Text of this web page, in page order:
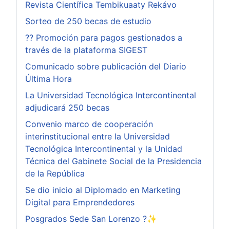
Revista Científica Tembikuaaty Rekávo
Sorteo de 250 becas de estudio
?? Promoción para pagos gestionados a
través de la plataforma SIGEST
Comunicado sobre publicación del Diario
Última Hora
La Universidad Tecnológica Intercontinental
adjudicará 250 becas
Convenio marco de cooperación
interinstitucional entre la Universidad
Tecnológica Intercontinental y la Unidad
Técnica del Gabinete Social de la Presidencia
de la República
Se dio inicio al Diplomado en Marketing
Digital para Emprendedores
Posgrados Sede San Lorenzo ?✨